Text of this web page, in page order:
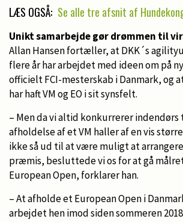
LÆS OGSÅ: Se alle tre afsnit af
Unikt samarbejde gør drømmen til
Allan Hansen fortæller, at DKK´s
flere år har arbejdet med ideen om på
officielt FCI-mesterskab i Danmark, og
har haft VM og EO i sit synsfelt.
– Men da vi altid konkurrerer
afholdelse af et VM haller af en vis
ikke så ud til at være muligt at
præmis, besluttede vi os for at gå
European Open, forklarer han.
– At afholde et European Open i
arbejdet hen imod siden sommeren